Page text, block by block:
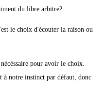
du libre arbitre?
le choix d'écouter la raison ou
pour avoir le choix.
à notre instinct par défaut, donc